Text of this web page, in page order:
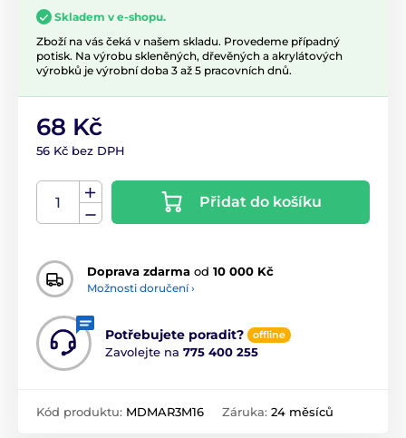
Skladem v e-shopu.
Zboží na vás čeká v našem skladu. Provedeme případný
potisk. Na výrobu skleněných, dřevěných a akrylátových
výrobků je výrobní doba 3 až 5 pracovních dnů.
68 Kč
56 Kč bez DPH
Přidat do košíku
Doprava zdarma od 10 000 Kč
Možnosti doručení ›
Potřebujete poradit? offline
Zavolejte na 775 400 255
Kód produktu: MDMAR3M16 Záruka: 24 měsíců